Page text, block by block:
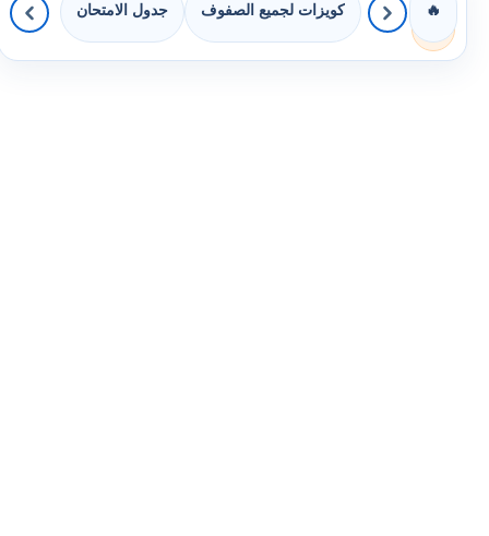
🔥 كويزات لجميع الصفوف جدول الامتحان